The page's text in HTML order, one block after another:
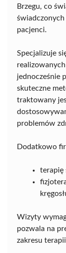
Brzegu, co
świadczonych
pacjenci.
Specjalizuje
jednocześnie
skuteczne
traktowany
problemów
Dodatkowo
terapię
Wizyty
pozwala na
zakresu